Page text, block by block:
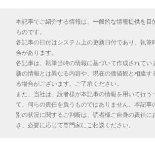
本記事でご紹介する情報は、一般的な情報提供を目
ものです。
各記事の日付はシステム上の更新日付であり、執筆
合があります。
各記事は、執筆当時の情報に基づいて作成されてい
新の情報とは異なる内容や、現在の価値観と相違す
る場合がございます。ご了承ください。
また、当社は、読者様が本記事の情報を用いて行う
て、何らの責任を負うものではありません。本記事
別の状況に関するご判断は、読者様ご自身の責任に
き、必要に応じて専門家にご相談ください。